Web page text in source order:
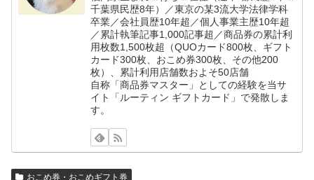
千葉県民歴8年）／東京の某3流大学法律学科
卒業／会社員歴10年超／個人事業主歴10年超
／累計執筆記事1,000記事超／商品券の累計利
用枚数1,500枚超（QUOカード800枚、ギフト
カード300枚、おこめ券300枚、その他200
枚）、累計利用店舗数およそ50店舗
自称「商品券マスター」としての経験を当サ
イト「ルーティン ギフトカード」で発散しま
す。
おこめ券・おこめギフト券